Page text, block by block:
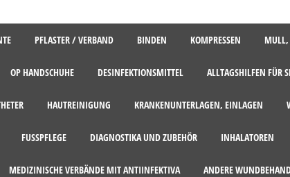
PFLASTER / VERBAND BINDEN KOMPRESSEN MULL,
OP HANDSCHUHE DESINFEKTIONSMITTEL ALLTAGSHILFEN FÜR
HAUTREINIGUNG KRANKENUNTERLAGEN, EINLAGEN
FUSSPFLEGE DIAGNOSTIKA UND ZUBEHÖR INHALATOREN
MEDIZINISCHE VERBÄNDE MIT ANTIINFEKTIVA ANDERE